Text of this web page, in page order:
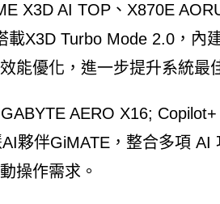
X3D AI TOP、X870E
載X3D Turbo Mode 2.0，內
能優化，進一步提升系統最
AERO X16;
夥伴GiMATE，整合多項
操作需求。